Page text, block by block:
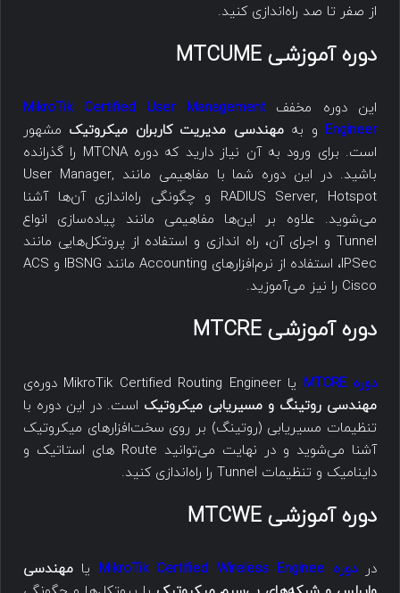
از صفر تا صد راه‌اندازی کنید.
دوره آموزشی MTCUME
این دوره مخففMikroTik Certified User Management
Engineer و بهمهندسی مدیریت کاربران میکروتیک مشهور
است. برای ورود به آن نیاز دارید که دوره MTCNA را گذرانده
باشید. در این دوره شما با مفاهیمی مانند User Manager,
RADIUS Server, Hotspot و چگونگی راه‌اندازی آن‌ها آشنا
می‌شوید. علاوه بر این‌ها مفاهیمی مانند پیاده‌سازی انواع
Tunnel و اجرای آن، راه اندازی و استفاده از پروتکل‌هایی مانند
IPSec، استفاده از نرم‌افزارهای Accounting مانند IBSNG و ACS
Cisco را نیز می‌آموزید.
دوره آموزشی MTCRE
دوره MTCRE
یا MikroTik Certified Routing Engineer دوره‌ی
مهندسی روتینگ و مسیریابی میکروتیک است. در این دوره با
تنظیمات مسیریابی (روتینگ) بر روی سخت‌افزارهای میکروتیک
آشنا می‌شوید و در نهایت می‌توانید Route های استاتیک و
داینامیک و تنظیمات Tunnel را راه‌اندازی کنید.
دوره آموزشی MTCWE
دردوره MikroTik Certified Wireless Enginee یا مهندسی